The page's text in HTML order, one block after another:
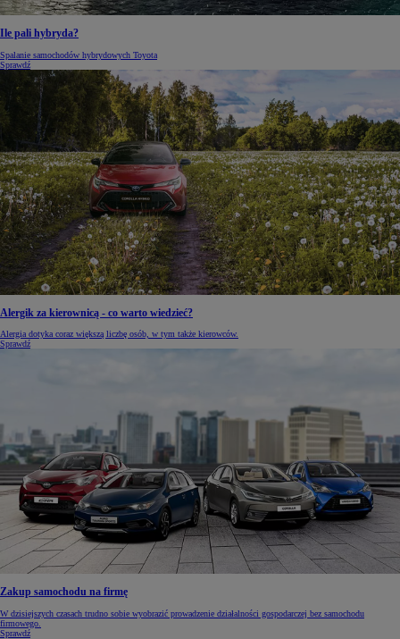
Ile pali hybryda?
Spalanie samochodów hybrydowych Toyota
Sprawdź
Alergik za kierownicą - co warto wiedzieć?
Alergia dotyka coraz większą liczbę osób, w tym także kierowców.
Sprawdź
Zakup samochodu na firmę
W dzisiejszych czasach trudno sobie wyobrazić prowadzenie działalności gospodarczej bez samochodu
firmowego.
Sprawdź